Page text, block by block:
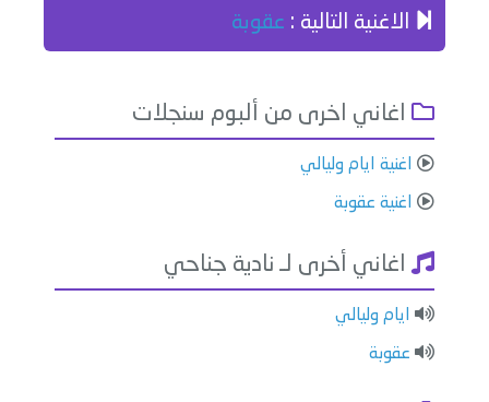
الاغنية التالية : عقوبة
اغاني اخرى من ألبوم سنجلات
اغنية ايام وليالي
اغنية عقوبة
اغاني أخرى لـ نادية جناحي
ايام وليالي
عقوبة